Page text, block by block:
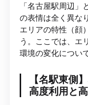
「名古屋駅周辺
の表情は全く異な
エリアの特性（顔
う。ここでは、エ
環境の変化につい
【名駅東側
高度利用と